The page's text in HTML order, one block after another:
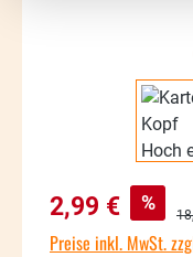
Verkaufspreis:
2,99 € %
Preise inkl. MwSt.